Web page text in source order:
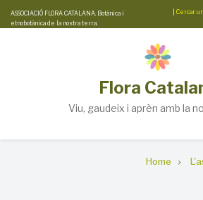
Skip
to
ASSOCIACIÓ FLORA CATALANA. Botànica i
etnobotànica de la nostra terra.
Cercar
Flora
Viu, gaudeix i aprèn amb la
Home